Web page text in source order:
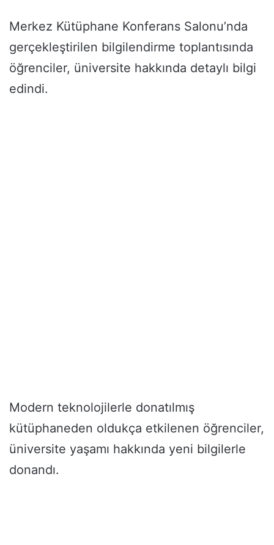
Merkez Kütüphane Konferans Salonu’nda
gerçekleştirilen bilgilendirme toplantısında
öğrenciler, üniversite hakkında detaylı bilgi
edindi.
Modern teknolojilerle donatılmış
kütüphaneden oldukça etkilenen öğrenciler,
üniversite yaşamı hakkında yeni bilgilerle
donandı.